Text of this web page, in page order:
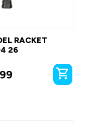
RACKET
26